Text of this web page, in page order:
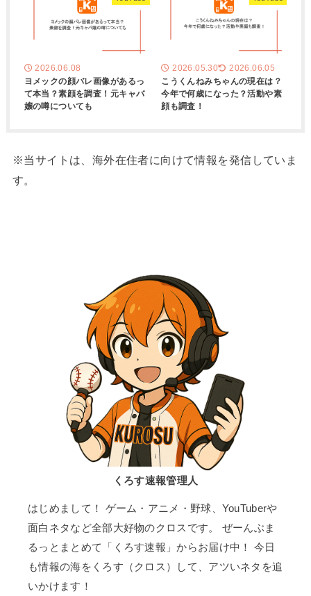
2026.06.08
ヨメックの顔バレ画像があるっ
て本当？素顔を調査！元キャバ
嬢の噂についても
2026.05.30 2026.06.05
こうくんねみちゃんの現在は？
今年で何歳になった？活動や素
顔も調査！
※当サイトは、海外在住者に向けて情報を発信していま
す。
くろす速報管理人
はじめまして！ ゲーム・アニメ・野球、YouTuberや
面白ネタなど全部大好物のクロスです。 ぜーんぶま
るっとまとめて「くろす速報」からお届け中！ 今日
も情報の海をくろす（クロス）して、アツいネタを追
いかけます！